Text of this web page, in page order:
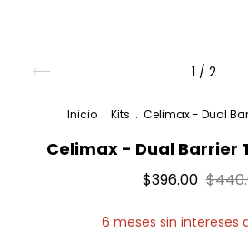
1 / 2
Inicio . Kits . Celimax - Dual
Celimax - Dual Barrier
$396.00
6 meses sin intereses